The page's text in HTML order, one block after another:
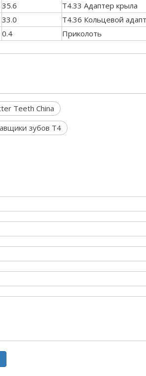
35.6
T4.33 Адаптер крыла
33.0
T4.36 Кольцевой
0.4 Приколоть
Teeth China
зубов T4